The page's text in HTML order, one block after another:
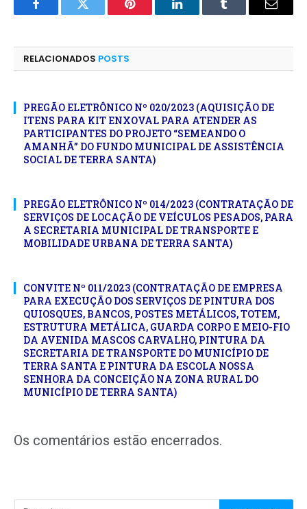
FacebookTwitter Pinterest LinkedInTumblr
E-
RELACIONADOS POSTS
PREGÃO ELETRÔNICO Nº 020/2023 (AQUISIÇÃO DE
ITENS PARA KIT ENXOVAL PARA ATENDER AS
PARTICIPANTES DO PROJETO “SEMEANDO O
AMANHÃ” DO FUNDO MUNICIPAL DE ASSISTÊNCIA
SOCIAL DE TERRA SANTA)
PREGÃO ELETRÔNICO Nº 014/2023 (CONTRATAÇÃO DE
SERVIÇOS DE LOCAÇÃO DE VEÍCULOS PESADOS, PARA
A SECRETARIA MUNICIPAL DE TRANSPORTE E
MOBILIDADE URBANA DE TERRA SANTA)
CONVITE Nº 011/2023 (CONTRATAÇÃO DE EMPRESA
PARA EXECUÇÃO DOS SERVIÇOS DE PINTURA DOS
QUIOSQUES, BANCOS, POSTES METÁLICOS, TOTEM,
ESTRUTURA METÁLICA, GUARDA CORPO E MEIO-FIO
DA AVENIDA MASCOS CARVALHO, PINTURA DA
SECRETARIA DE TRANSPORTE DO MUNICÍPIO DE
TERRA SANTA E PINTURA DA ESCOLA NOSSA
SENHORA DA CONCEIÇÃO NA ZONA RURAL DO
MUNICÍPIO DE TERRA SANTA)
Os comentários estão encerrados.